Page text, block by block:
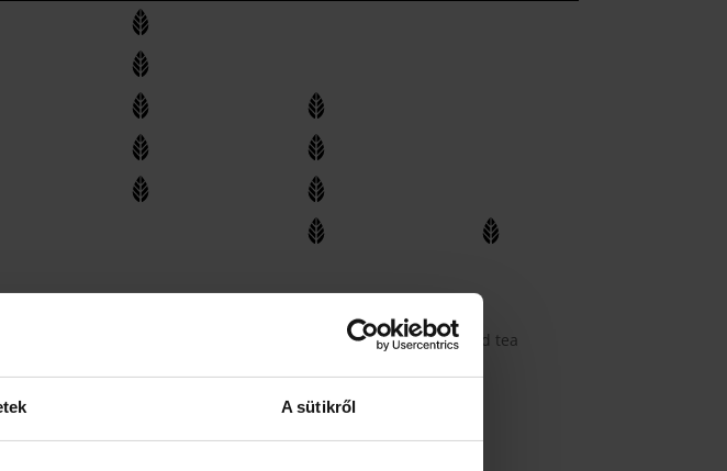
A sütikről
is könnyű vele dolgozni. Ha szereted az intenzívebb zöld tea